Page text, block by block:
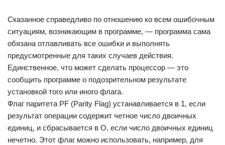
Сказанное справедливо по отношению ко всем ошибочным
ситуациям, возникающим в программе, — программа сама
обязана отлавливать все ошибки и выполнять
предусмотренные для таких случаев действия.
Единственное, что может сделать процессор — это
сообщить программе о подозрительном результате
установкой того или иного флага.
Флаг паритета PF (Parity Flag) устанавливается в 1, если
результат операции содержит четное число двоичных
единиц, и сбрасывается в О, если число двоичных единиц
нечетно. Этот флаг можно использовать, например, для